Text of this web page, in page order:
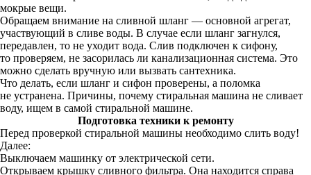
мокрые вещи.
Обращаем внимание на сливной шланг — основной агрегат,
участвующий в сливе воды. В случае если шланг загнулся,
передавлен, то не уходит вода. Слив подключен к сифону,
то проверяем, не засорилась ли канализационная система. Это
можно сделать вручную или вызвать сантехника.
Что делать, если шланг и сифон проверены, а поломка
не устранена. Причины, почему стиральная машина не сливает
воду, ищем в самой стиральной машине.
Подготовка техники к ремонту
Перед проверкой стиральной машины необходимо слить воду!
Далее:
Выключаем машинку от электрической сети.
Открываем крышку сливного фильтра. Она находится справа